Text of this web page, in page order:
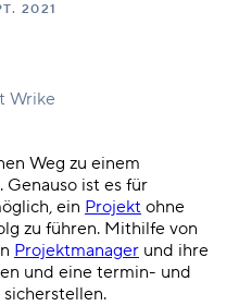
2021
Wrike
Weg zu einem
Genauso ist es für
ein Projekt ohne
zu führen. Mithilfe von
Projektmanager und ihre
und eine termin- und